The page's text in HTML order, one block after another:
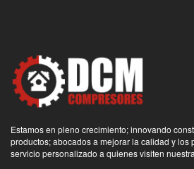
Estamos en pleno crecimiento; innovando
productos; abocados a mejorar la calidad y los
servicio personalizado a quienes visiten